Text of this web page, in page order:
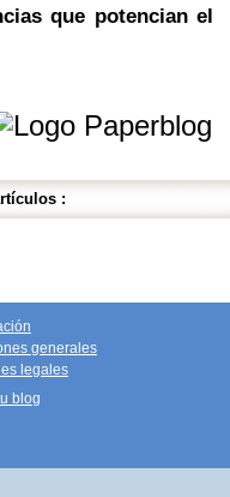
que potencian el
:
generales
legales
blog